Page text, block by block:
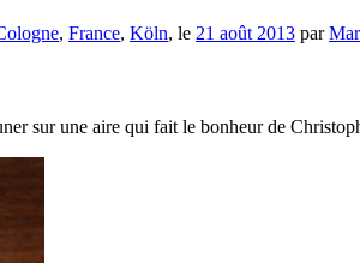
, France, Köln, le 21 août 2013 par
sur une aire qui fait le bonheur de